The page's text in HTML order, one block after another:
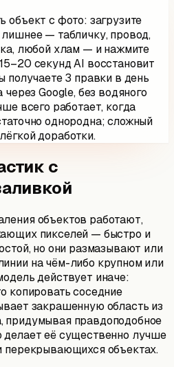
объект с фото: загрузите
— табличку, провод,
любой хлам — и нажмите
секунд AI восстановит
получаете 3 правки в день
Google, без водяного
всего работает, когда
однородна; сложный
доработки.
с
объектов работают,
пикселей — быстро и
но они размазывают или
на чём-либо крупном или
действует иначе:
копировать соседние
закрашенную область из
придумывая правдоподобное
её существенно лучше
перекрывающихся объектах.